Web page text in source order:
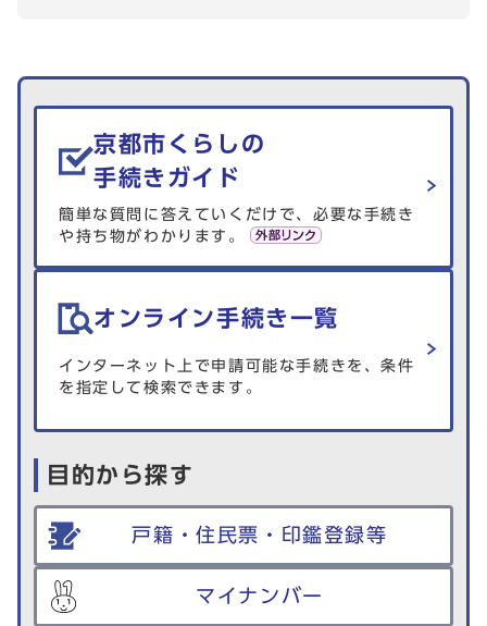
生活情報を探す
京都市くらしの
手続きガイド
簡単な質問に答えていくだけで、必要な手続き
や持ち物がわかります。
オンライン手続き一覧
インターネット上で申請可能な手続きを、条件
を指定して検索できます。
目的から探す
戸籍・住民票・印鑑登録等
マイナンバー